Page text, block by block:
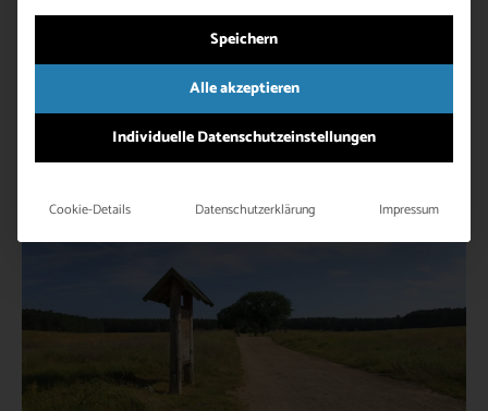
ca. 6km Strecke (1,5 Stunden)
Bodendenkmäler in und um Zislow
Speichern
Alle akzeptieren
Individuelle Datenschutzeinstellungen
Cookie-Details Datenschutzerklärung Impressum